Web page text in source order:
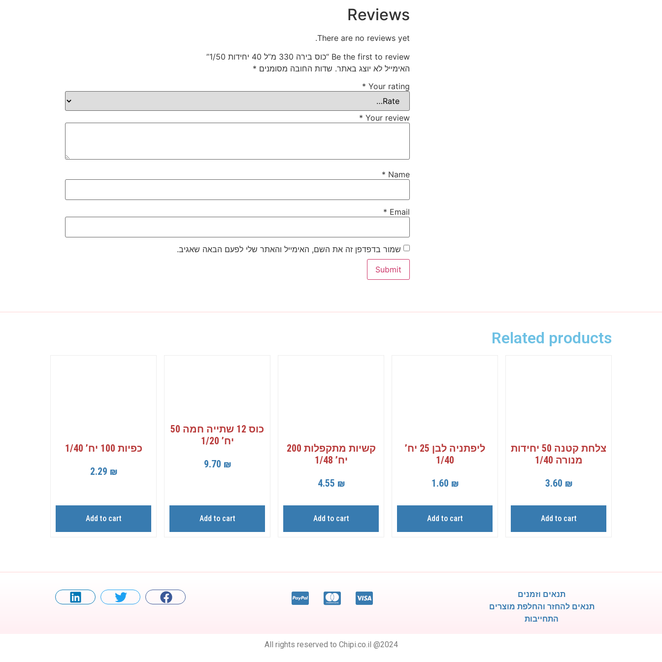
Reviews
There are no reviews yet.
Be the first to review “כוס בירה 330 מ”ל 40 יחידות 1/50”
האימייל לא יוצג באתר. שדות החובה מסומנים *
Your rating
*
Your review
*
Name
*
Email
*
שמור בדפדפן זה את השם, האימייל והאתר שלי לפעם הבאה שאגיב.
Related products
צלחת קטנה 50 יחידות
מנורה 1/40
3.60 ₪
Add to cart
ליפתניה לבן 25 יח’
1/40
1.60 ₪
Add to cart
קשיות מתקפלות 200
יח’ 1/48
4.55 ₪
Add to cart
כוס 12 שתייה חמה 50
יח’ 1/20
9.70 ₪
Add to cart
כפיות 100 יח’ 1/40
2.29 ₪
Add to cart
תנאים וזמנים
תנאים להחזר והחלפת מוצרים
התחייבות
All rights reserved to Chipi.co.il @2024